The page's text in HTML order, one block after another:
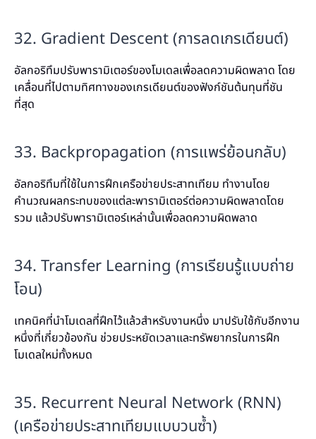
32. Gradient Descent (การลดเกรเดียนต์)
อัลกอริทึมปรับพารามิเตอร์ของโมเดลเพื่อลดความผิดพลาด โดย
เคลื่อนที่ไปตามทิศทางของเกรเดียนต์ของฟังก์ชันต้นทุนที่ชัน
ที่สุด
33. Backpropagation (การแพร่ย้อนกลับ)
อัลกอริทึมที่ใช้ในการฝึกเครือข่ายประสาทเทียม ทำงานโดย
คำนวณผลกระทบของแต่ละพารามิเตอร์ต่อความผิดพลาดโดย
รวม แล้วปรับพารามิเตอร์เหล่านั้นเพื่อลดความผิดพลาด
34. Transfer Learning (การเรียนรู้แบบถ่าย
โอน)
เทคนิคที่นำโมเดลที่ฝึกไว้แล้วสำหรับงานหนึ่ง มาปรับใช้กับอีกงาน
หนึ่งที่เกี่ยวข้องกัน ช่วยประหยัดเวลาและทรัพยากรในการฝึก
โมเดลใหม่ทั้งหมด
35. Recurrent Neural Network (RNN)
(เครือข่ายประสาทเทียมแบบวนซ้ำ)